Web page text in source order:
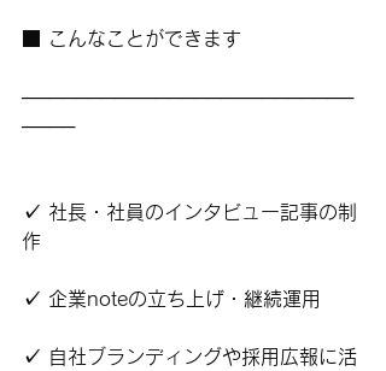
■ こんなことができます
─────────────────────────
────
✓ 社長・社員のインタビュー記事の制
作
✓ 企業noteの立ち上げ・継続運用
✓ 自社ブランディングや採用広報に活